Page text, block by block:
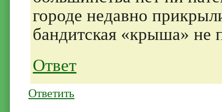
городе недавно
бандитская «крыша» не
Ответ
Ответить